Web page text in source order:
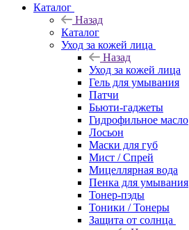
Каталог
Назад
Каталог
Уход за кожей лица
Назад
Уход за кожей лица
Гель для умывания
Патчи
Бьюти-гаджеты
Гидрофильное масло
Лосьон
Маски для губ
Мист / Спрей
Мицеллярная вода
Пенка для умывания
Тонер-пэды
Тоники / Тонеры
Защита от солнца